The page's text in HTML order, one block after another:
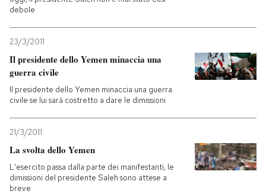
debole
23/3/2011
Il presidente dello Yemen minaccia una
guerra civile
Il presidente dello Yemen minaccia una guerra
civile se lui sarà costretto a dare le dimissioni
21/3/2011
La svolta dello Yemen
L'esercito passa dalla parte dei manifestanti, le
dimissioni del presidente Saleh sono attese a
breve